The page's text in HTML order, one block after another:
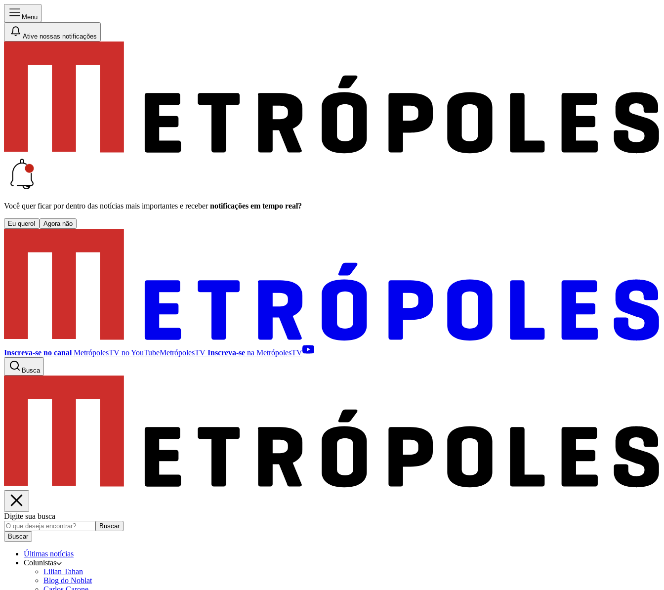
Menu
Ative nossas notificações
Você quer ficar por dentro das notícias mais importantes e receber notificações em tempo real?
Eu quero! Agora não
Inscreva-se no canal MetrópolesTV noYouTubeMetrópolesTV Inscreva-se na MetrópolesTV
Busca
Digite sua busca
Buscar
Buscar
Últimas notícias
Colunistas
Lilian Tahan
Blog do Noblat